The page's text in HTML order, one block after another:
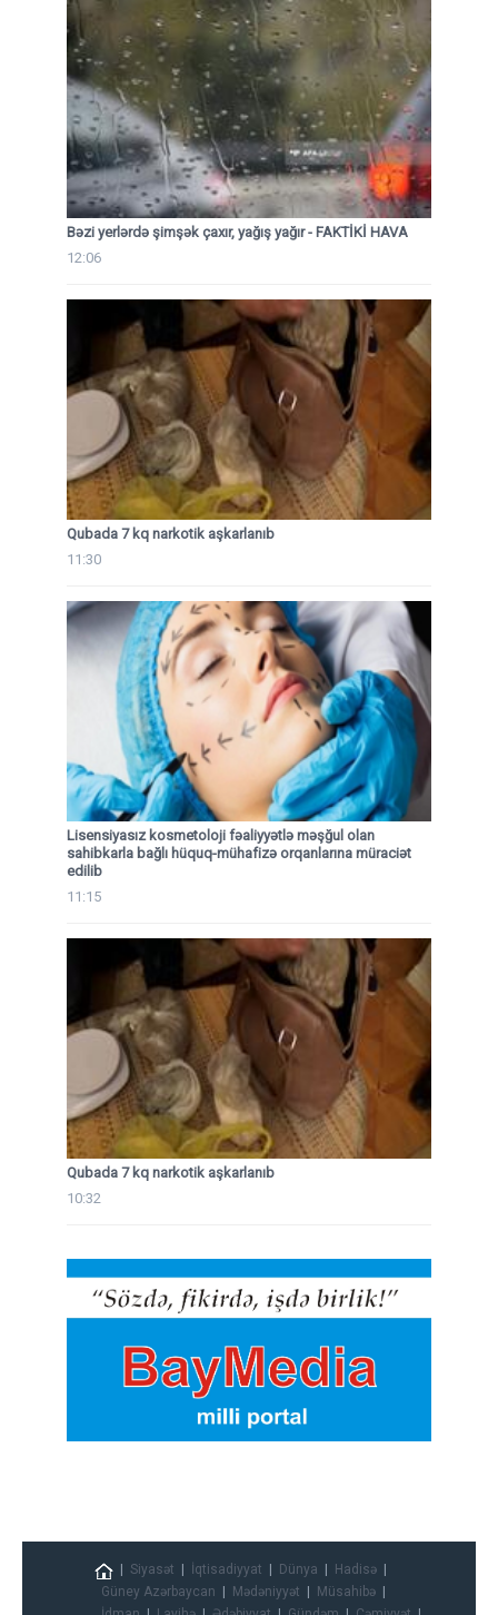
Bəzi yerlərdə şimşək çaxır, yağış yağır - FAKTİKİ HAVA
12:06
Qubada 7 kq narkotik aşkarlanıb
11:30
Lisensiyasız kosmetoloji fəaliyyətlə məşğul olan
sahibkarla bağlı hüquq-mühafizə orqanlarına müraciət
edilib
11:15
Qubada 7 kq narkotik aşkarlanıb
10:32
Siyasət İqtisadiyyat Dünya
Hadisə
Güney Azərbaycan
Mədəniyyət
Müsahibə